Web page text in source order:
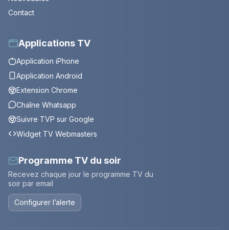
Contact
Applications TV
Application iPhone
Application Android
Extension Chrome
Chaîne Whatsapp
Suivre TVP sur Google
Widget TV Webmasters
Programme TV du soir
Recevez chaque jour le programme TV du
soir par email
Configurer l’alerte